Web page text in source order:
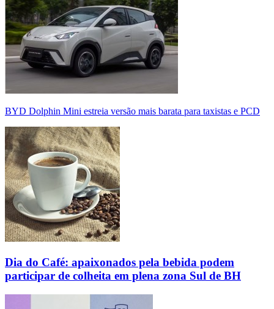
BYD Dolphin Mini estreia versão mais barata para taxistas e PCD
Dia do Café: apaixonados pela bebida podem
participar de colheita em plena zona Sul de BH